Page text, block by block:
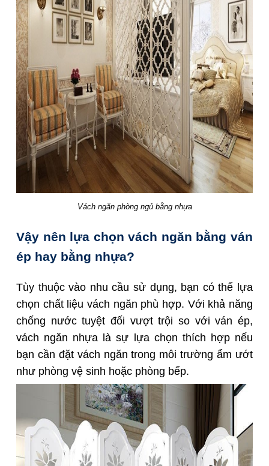
Vách ngăn phòng ngủ bằng nhựa
Vậy nên lựa chọn vách ngăn bằng ván
ép hay bằng nhựa?
Tùy thuộc vào nhu cầu sử dụng, bạn có thể lựa
chọn chất liệu vách ngăn phù hợp. Với khả năng
chống nước tuyệt đối vượt trội so với ván ép,
vách ngăn nhựa là sự lựa chọn thích hợp nếu
bạn cần đặt vách ngăn trong môi trường ẩm ướt
như phòng vệ sinh hoặc phòng bếp.